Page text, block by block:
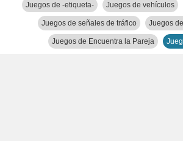
Juegos de -etiqueta- Juegos de vehículos
Juegos de señales de tráfico Juegos
Juegos de Encuentra la Pareja